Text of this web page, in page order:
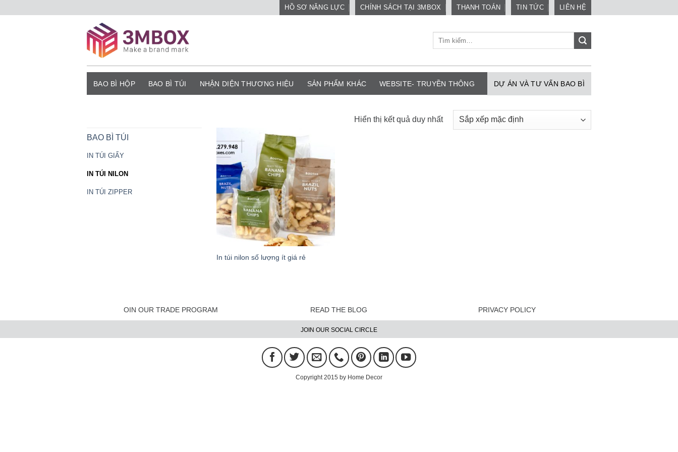
HỒ SƠ NĂNG LỰC CHÍNH SÁCH TẠI 3MBOX THANH TOÁN TIN TỨC LIÊN HỆ
BAO BÌ HỘP BAO BÌ TÚI NHẬN DIỆN THƯƠNG HIỆU SẢN PHẨM KHÁC WEBSITE- TRUYỀN THÔNG DỰ ÁN VÀ TƯ VẤN BAO BÌ
Hiển thị kết quả duy nhất
BAO BÌ TÚI
IN TÚI GIẤY
IN TÚI NILON
IN TÚI ZIPPER
In túi nilon số lượng ít giá rẻ
OIN OUR TRADE PROGRAM READ THE BLOG PRIVACY POLICY
JOIN OUR SOCIAL CIRCLE
Copyright 2015 by Home Decor